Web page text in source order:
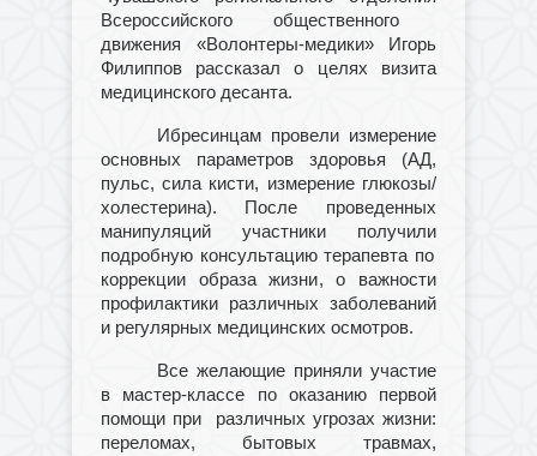
Всероссийского общественного
движения «Волонтеры-медики»
Игорь
Филипповрассказал о целях визита
медицинского десанта.
Ибресинцам провели измерение
основных параметров здоровья (АД,
пульс, сила кисти, измерение глюкозы/
холестерина). После проведенных
манипуляций участники получили
подробную консультацию терапевта по
коррекции образа жизни,о важности
профилактики различных заболеваний
и регулярных медицинских осмотров.
Все желающие приняли участие
в мастер-классе по оказанию первой
помощипри
различных угрозах жизни:
переломах, бытовых травмах,